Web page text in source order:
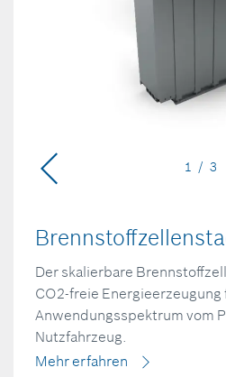
Der skalierbare
CO2-freie
Anwendungsspektrum vom
Nutzfahrzeug.
Mehr erfahren
1 / 3